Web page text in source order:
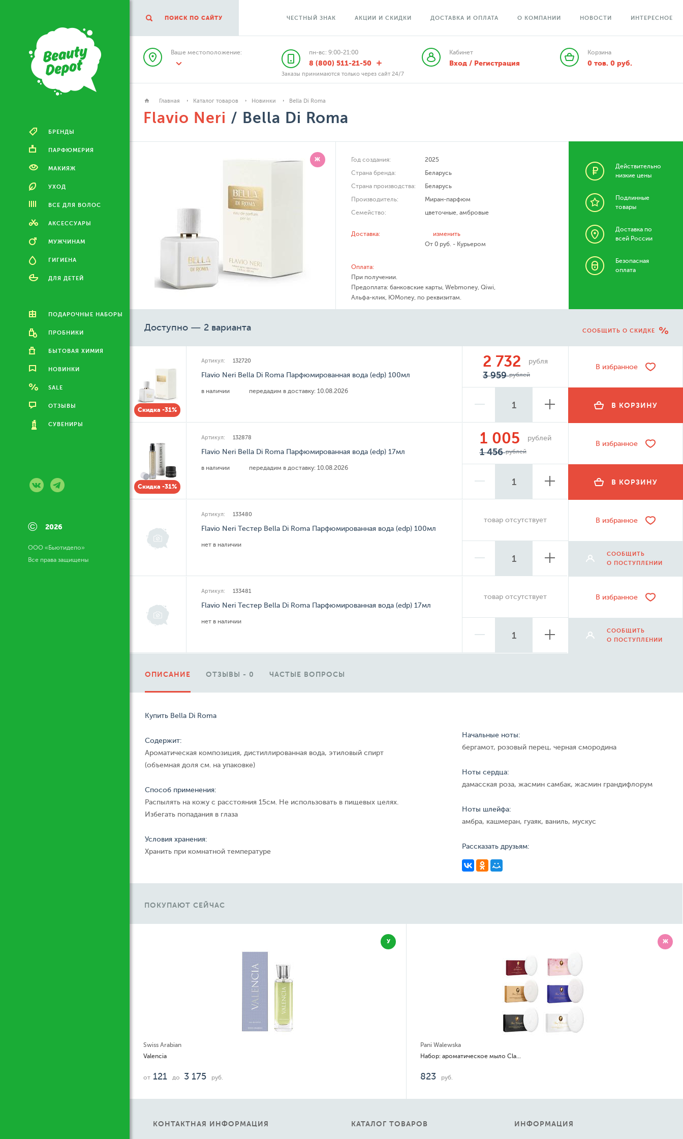
БРЕНДЫ
ПАРФЮМЕРИЯ
МАКИЯЖ
УХОД
ВСЕ ДЛЯ ВОЛОС
АКСЕССУАРЫ
МУЖЧИНАМ
ГИГИЕНА
ДЛЯ ДЕТЕЙ
ПОДАРОЧНЫЕ НАБОРЫ
ПРОБНИКИ
БЫТОВАЯ ХИМИЯ
НОВИНКИ
SALE
ОТЗЫВЫ
СУВЕНИРЫ
© 2026
ООО «Бьютидепо»
Все права защищены
ПОИСК ПО САЙТУ ЧЕСТНЫЙ ЗНАК АКЦИИ И СКИДКИ ДОСТАВКА И ОПЛАТА О КОМПАНИИ НОВОСТИ ИНТЕРЕСНОЕ
Ваше местоположение: пн-вс: 9:00-21:00
8 (800) 511-21-50
Заказы принимаются только через сайт 24/7
Кабинет
Вход / Регистрация
Корзина
0 тов. 0руб.
Главная Каталог товаров Новинки Bella Di Roma
Flavio Neri / Bella Di Roma
Ж Год создания:
2025
Страна бренда:
Беларусь
Страна производства:
Беларусь
Производитель:
Миран-парфюм
Семейство:
цветочные, амбровые
Доставка:
изменить
От 0 руб. - Курьером
Оплата:
При получении.
Предоплата: банковские карты, Webmoney, Qiwi,
Альфа-клик, ЮMoney, по реквизитам.
Действительно
низкие цены
Подлинные
товары
Доставка по
всей России
Безопасная
оплата
Доступно — 2 варианта СООБЩИТЬ О СКИДКЕ
Скидка -31%
Артикул: 132720
Flavio Neri Bella Di Roma Парфюмированная вода (edp) 100мл
в наличии передадим в доставку: 10.08.2026
2 732 рубля
3 959рублей
В избранное
В КОРЗИНУ
Скидка -31%
Артикул: 132878
Flavio Neri Bella Di Roma Парфюмированная вода (edp) 17мл
в наличии передадим в доставку: 10.08.2026
1 005 рублей
1 456рублей
В избранное
В КОРЗИНУ
Артикул: 133480
Flavio Neri Тестер Bella Di Roma Парфюмированная вода (edp) 100мл
нет в наличии
товар отсутствует В избранное
СООБЩИТЬ
О ПОСТУПЛЕНИИ
Артикул: 133481
Flavio Neri Тестер Bella Di Roma Парфюмированная вода (edp) 17мл
нет в наличии
товар отсутствует В избранное
СООБЩИТЬ
О ПОСТУПЛЕНИИ
ОПИСАНИЕ ОТЗЫВЫ - 0 ЧАСТЫЕ ВОПРОСЫ
Купить Bella Di Roma
Содержит:
Ароматическая композиция, дистиллированная вода, этиловый спирт
(объемная доля см. на упаковке)
Способ применения:
Распылять на кожу с расстояния 15см. Не использовать в пищевых целях.
Избегать попадания в глаза
Условия хранения:
Хранить при комнатной температуре
Начальные ноты:
бергамот, розовый перец, черная смородина
Ноты сердца:
дамасская роза, жасмин самбак, жасмин грандифлорум
Ноты шлейфа:
амбра, кашмеран, гуаяк, ваниль, мускус
Рассказать друзьям:
ПОКУПАЮТ СЕЙЧАС
Swiss Arabian
Valencia
121 до 3 175 руб.
Pani Walewska
Набор: ароматическое мыло Classic, White, Gold, Noir, Ruby, Sweet Romance 6 шт по 100гр
823 руб.
КОНТАКТНАЯ ИНФОРМАЦИЯ КАТАЛОГ ТОВАРОВ ИНФОРМАЦИЯ